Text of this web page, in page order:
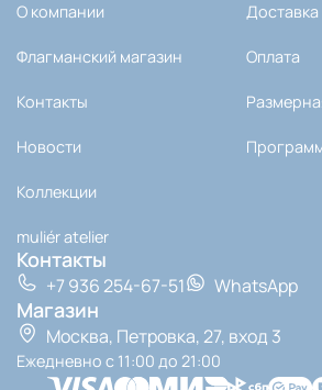
О компании
Флагманский магазин
Контакты
Новости
Коллекции
muli‎ér atelier
Доставка
Оплата
Контакты
+7 936 254-67-51 WhatsApp
Магазин
Москва, Петровка, 27, вход 3
Ежедневно с 11:00 до 21:00